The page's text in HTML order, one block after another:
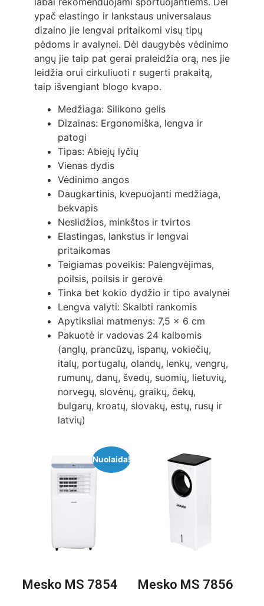
ypač elastingo ir lankstaus universalaus
dizaino jie lengvai pritaikomi visų tipų
pėdoms ir avalynei. Dėl daugybės vėdinimo
angų jie taip pat gerai praleidžia orą, nes jie
leidžia orui cirkuliuoti r sugerti prakaitą,
taip išvengiant blogo kvapo.
Medžiaga: Silikono gelis
Dizainas: Ergonomiška, lengva ir
patogi
Tipas: Abiejų lyčių
Vienas dydis
Vėdinimo angos
Daugkartinis, kvepuojanti medžiaga,
bekvapis
Neslidžios, minkštos ir tvirtos
Elastingas, lankstus ir lengvai
pritaikomas
Teigiamas poveikis: Palengvėjimas,
poilsis, poilsis ir gerovė
Tinka bet kokio dydžio ir tipo avalynei
Lengva valyti: Skalbti rankomis
Apytiksliai matmenys: 7,5 x 6 cm
Pakuotė ir vadovas 24 kalbomis
(anglų, prancūzų, ispanų, vokiečių,
italų, portugalų, olandų, lenkų, vengrų,
rumunų, danų, švedų, suomių, lietuvių,
norvegų, slovėnų, graikų, čekų,
bulgarų, kroatų, slovakų, estų, rusų ir
latvių)
Nuolaida!
Mesko MS 7854
Mesko MS 7856